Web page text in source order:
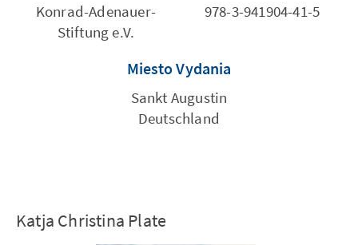
Konrad-Adenauer-
Stiftung e.V.
978-3-941904-41-5
Miesto Vydania
Sankt Augustin
Deutschland
Katja Christina Plate